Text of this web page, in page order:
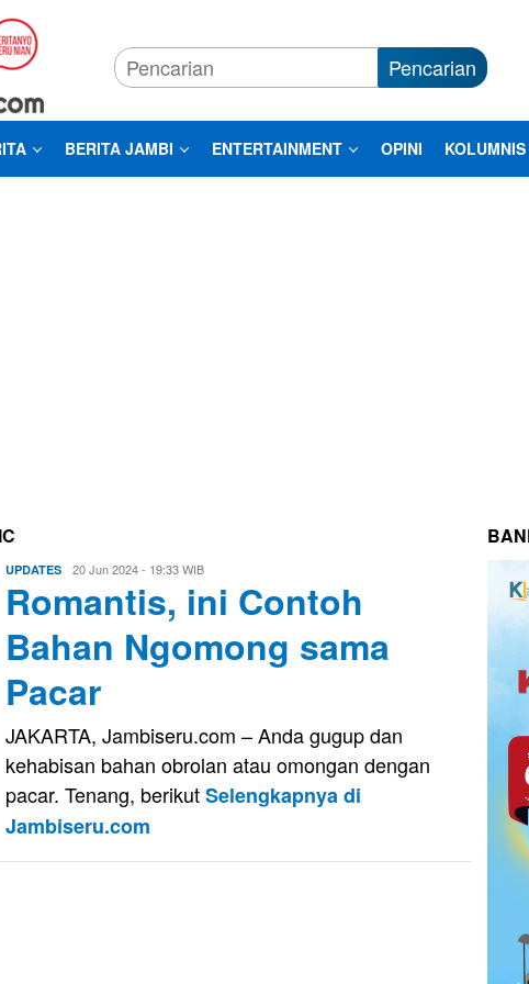
Pencarian
BERITA JAMBI ENTERTAINMENT OPINI KOLUMNIS
UPDATES Evo
20 Jun 2024 - 19:33 WIB
Romantis, ini Contoh
Bahan Ngomong sama
Pacar
JAKARTA, Jambiseru.com – Anda gugup dan
kehabisan bahan obrolan atau omongan dengan
pacar. Tenang, berikutSelengkapnya di
Jambiseru.com